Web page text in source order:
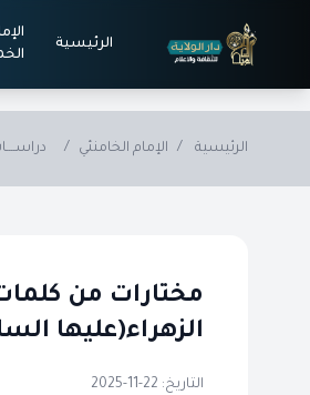
الرئيسية
الرئيسية / الإمام الخامنئي /
مختارات من
الزهراء(عليها
التاريخ: 22-11-2025